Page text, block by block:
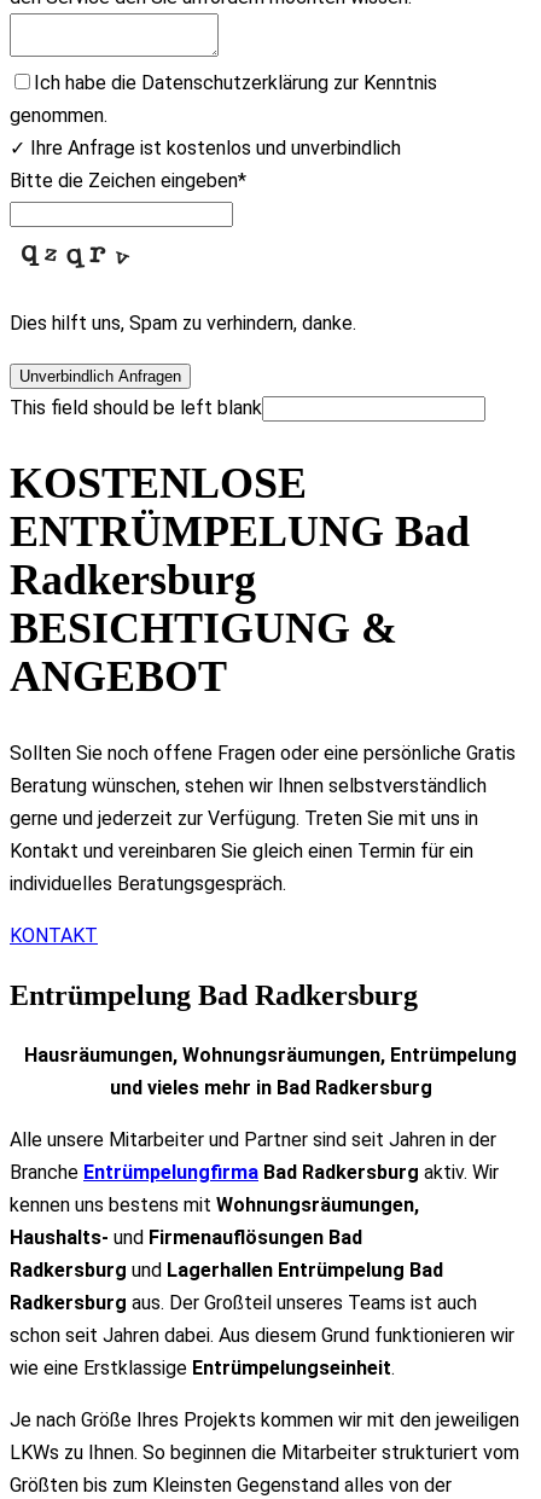
Ich habe die Datenschutzerklärung zur Kenntnis
genommen.
✓ Ihre Anfrage ist kostenlos und unverbindlich
Bitte die Zeichen eingeben*
Dies hilft uns, Spam zu verhindern, danke.
Unverbindlich Anfragen
This field should be left blank
KOSTENLOSE
ENTRÜMPELUNG Bad
Radkersburg
BESICHTIGUNG &
ANGEBOT
Sollten Sie noch offene Fragen oder eine persönliche Gratis
Beratung wünschen, stehen wir Ihnen selbstverständlich
gerne und jederzeit zur Verfügung. Treten Sie mit uns in
Kontakt und vereinbaren Sie gleich einen Termin für ein
individuelles Beratungsgespräch.
KONTAKT
Entrümpelung Bad Radkersburg
Hausräumungen, Wohnungsräumungen, Entrümpelung
und vieles mehr in Bad Radkersburg
Alle unsere Mitarbeiter und Partner sind seit Jahren in der
Branche Entrümpelungfirma Bad Radkersburg aktiv. Wir
kennen uns bestens mit Wohnungsräumungen,
Haushalts- und Firmenauflösungen Bad
Radkersburg und Lagerhallen Entrümpelung Bad
Radkersburg aus. Der Großteil unseres Teams ist auch
schon seit Jahren dabei. Aus diesem Grund funktionieren wir
wie eine Erstklassige Entrümpelungseinheit.
Je nach Größe Ihres Projekts kommen wir mit den jeweiligen
LKWs zu Ihnen. So beginnen die Mitarbeiter strukturiert vom
Größten bis zum Kleinsten Gegenstand alles von der